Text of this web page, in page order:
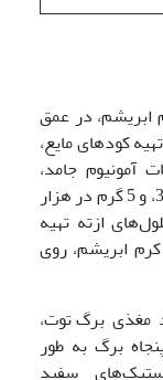
ابریشم، در عمق
کود‌های مایع،
آمونیوم جامد،
استفاده شد. به این منظور، محلول‌های 5/1، 3، و 5 گرم در هزار
ازته تهیه
ابریشم، روی
مغذی برگ توت،
برگ به‌ طور
سفید